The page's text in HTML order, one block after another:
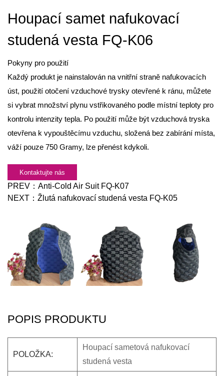
Houpací samet nafukovací
studená vesta FQ-K06
Pokyny pro použití
Každý produkt je nainstalován na vnitřní straně nafukovacích
úst, použití otočení vzduchové trysky otevřené k ránu, můžete
si vybrat množství plynu vstřikovaného podle místní teploty pro
kontrolu intenzity tepla. Po použití může být vzduchová tryska
otevřena k vypouštěcímu vzduchu, složená bez zabírání místa,
váží pouze 750 Gramy, lze přenést kdykoli.
Kontaktujte nás
PREV： Anti-Cold Air Suit FQ-K07
NEXT： Žlutá nafukovací studená vesta FQ-K05
POPIS PRODUKTU
POLOŽKA:
Houpací sametová nafukovací
studená vesta